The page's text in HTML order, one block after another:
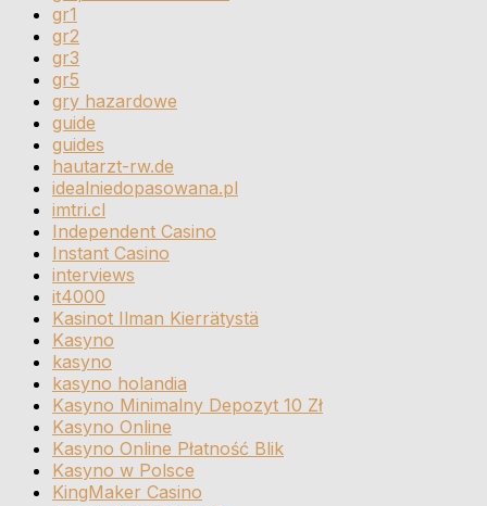
gr1
gr2
gr3
gr5
gry hazardowe
guide
guides
hautarzt-rw.de
idealniedopasowana.pl
imtri.cl
Independent Casino
Instant Casino
interviews
it4000
Kasinot Ilman Kierrätystä
Kasyno
kasyno
kasyno holandia
Kasyno Minimalny Depozyt 10 Zł
Kasyno Online
Kasyno Online Płatność Blik
Kasyno w Polsce
KingMaker Casino